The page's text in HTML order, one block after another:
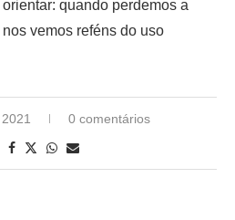
quando perdemos a
vemos reféns do uso
0 comentários